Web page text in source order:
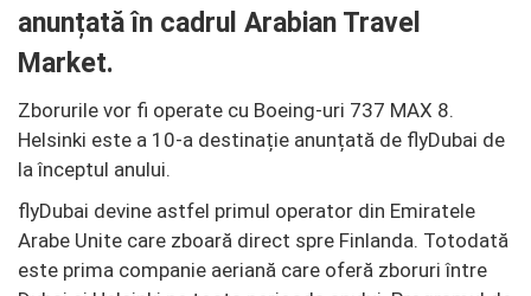
anunțată în cadrul Arabian Travel
Market.
Zborurile vor fi operate cu Boeing-uri 737 MAX 8.
Helsinki este a 10-a destinație anunțată de flyDubai de
la începtul anului.
flyDubai devine astfel primul operator din Emiratele
Arabe Unite care zboară direct spre Finlanda. Totodată
este prima companie aeriană care oferă zboruri între